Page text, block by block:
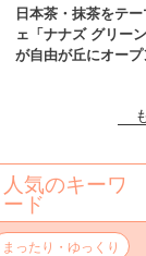
日本茶・抹茶をテ
ェ「ナナズ グリー
が自由が丘にオー
人気のキーワ
ード
まったり・ゆっくり